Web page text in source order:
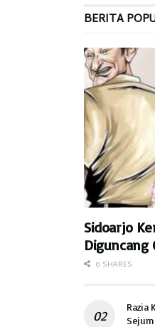
BERITA
Sidoarjo
Diguncang
0 SHARES
Razia